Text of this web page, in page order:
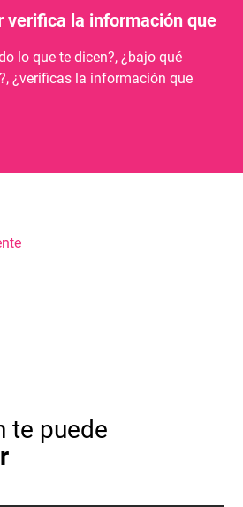
verifica la información que
lo que te dicen?, ¿bajo qué
¿verificas la información que
te puede